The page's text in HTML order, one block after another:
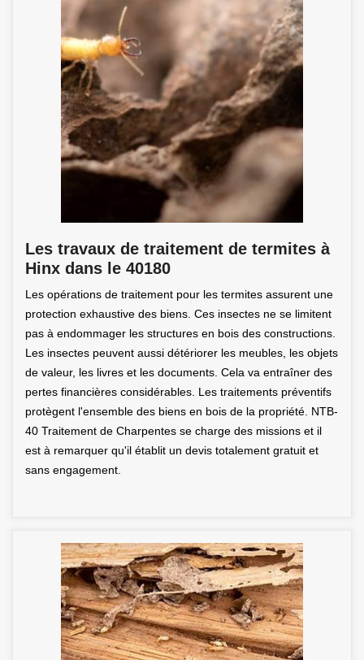
Les travaux de traitement de termites à
Hinx dans le 40180
Les opérations de traitement pour les termites assurent une
protection exhaustive des biens. Ces insectes ne se limitent
pas à endommager les structures en bois des constructions.
Les insectes peuvent aussi détériorer les meubles, les objets
de valeur, les livres et les documents. Cela va entraîner des
pertes financières considérables. Les traitements préventifs
protègent l'ensemble des biens en bois de la propriété. NTB-
40 Traitement de Charpentes se charge des missions et il
est à remarquer qu'il établit un devis totalement gratuit et
sans engagement.